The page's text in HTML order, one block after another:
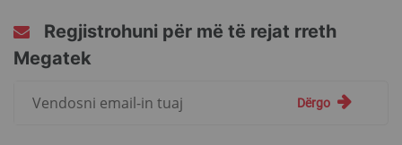
Regjistrohuni për më të rejat rreth
Megatek
Dërgo